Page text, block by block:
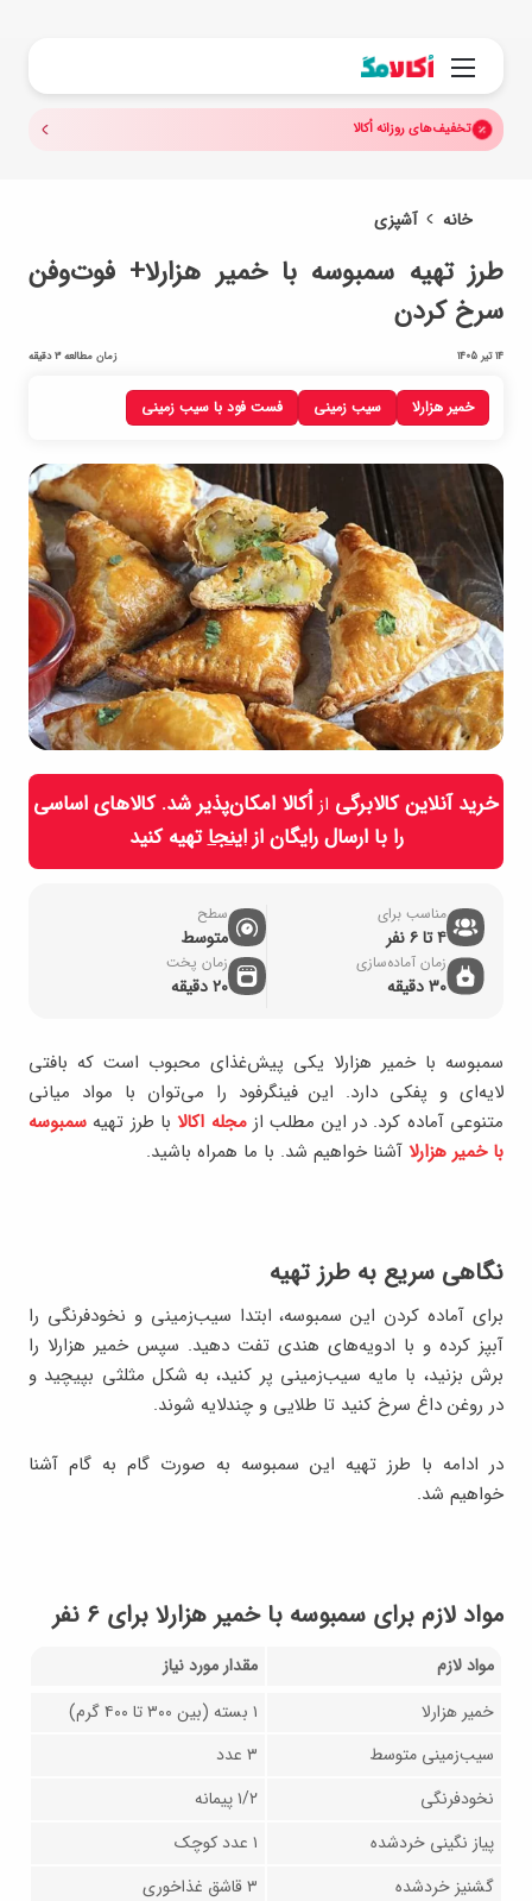
منو
تخفیف‌های روزانه اُکالا
خانه آشپزی
خمیر هزارلا سیب زمینی فست فود با سیب زمینی
طرز تهیه سمبوسه با خمیر هزارلا+ فوت‌وفن
سرخ کردن
14 تیر 1405 زمان مطالعه 3 دقیقه
خرید آنلاین کالابرگی از اُکالا امکان‌پذیر شد. کالاهای اساسی
را با ارسال رایگان ازاینجاتهیه کنید
مناسب برای
۴ تا ۶ نفر
سطح
متوسط
زمان آماده‌سازی
30 دقیقه
زمان پخت
۲۰ دقیقه
سمبوسه با خمیر هزارلا یکی پیش‌غذای محبوب است که بافتی
لایه‌ای و پفکی دارد. این فینگرفود را می‌توان با مواد میانی
متنوعی آماده کرد. در این مطلب ازمجله اکالا با طرز تهیه سمبوسه
با خمیر هزارلا آشنا خواهیم شد. با ما همراه باشید.
نگاهی سریع به طرز تهیه
برای آماده کردن این سمبوسه، ابتدا سیب‌زمینی و نخودفرنگی را
آبپز کرده و با ادویه‌های هندی تفت دهید. سپس خمیر هزارلا را
برش بزنید، با مایه سیب‌زمینی پر کنید، به شکل مثلثی بپیچید و
در روغن داغ سرخ کنید تا طلایی و چندلایه شوند.
در ادامه با طرز تهیه این سمبوسه به صورت گام به گام آشنا
خواهیم شد.
مواد لازم برای سمبوسه با خمیر هزارلا برای ۶ نفر
مواد لازم
مقدار مورد نیاز
خمیر هزارلا
۱ بسته (بین ۳۰۰ تا ۴۰۰ گرم)
سیب‌زمینی متوسط
۳ عدد
نخودفرنگی
۱/۲ پیمانه
پیاز نگینی خردشده
۱ عدد کوچک
گشنیز خردشده
۳ قاشق غذاخوری